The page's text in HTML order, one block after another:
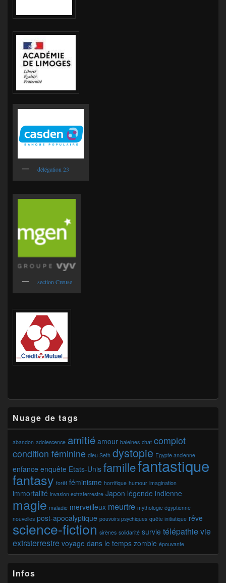
délégation 23
section Creuse
Nuage de tags
abandon adolescence amitié amour baleines chat complot
condition féminine dieu Seth dystopie Egypte ancienne
enfance enquête Etats-Unis famillefantastique
fantasy forêt féminisme horrifique humour imagination
immortalité invasion extraterrestre Japon légende indienne
magie maladie merveilleux meurtre mythologie égyptienne
nouvelles post-apocalyptique pouvoirs psychiques quête initiatique rêve
science-fiction sirènes solidarité survie télépathievie
extraterrestre voyage dans le temps zombie épouvante
Infos